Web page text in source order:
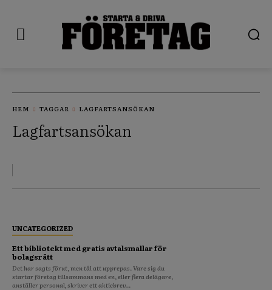
HEM TAGGAR LAGFARTSANSÖKAN
Lagfartsansökan
UNCATEGORIZED
Ett bibliotekt med gratis avtalsmallar för
bolagsrätt
Det har sagts förut, men tål att upprepas. Vare sig du
startar företag tillsammans med en, eller flera delägare,
anställer personal, skriver ett aktiebrev...